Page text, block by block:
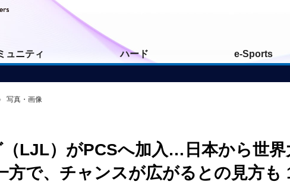
ュニティ ハード e-Sports
› 写真・画像
（LJL）がPCSへ加入…日本から世
方で、チャンスが広がるとの見方も